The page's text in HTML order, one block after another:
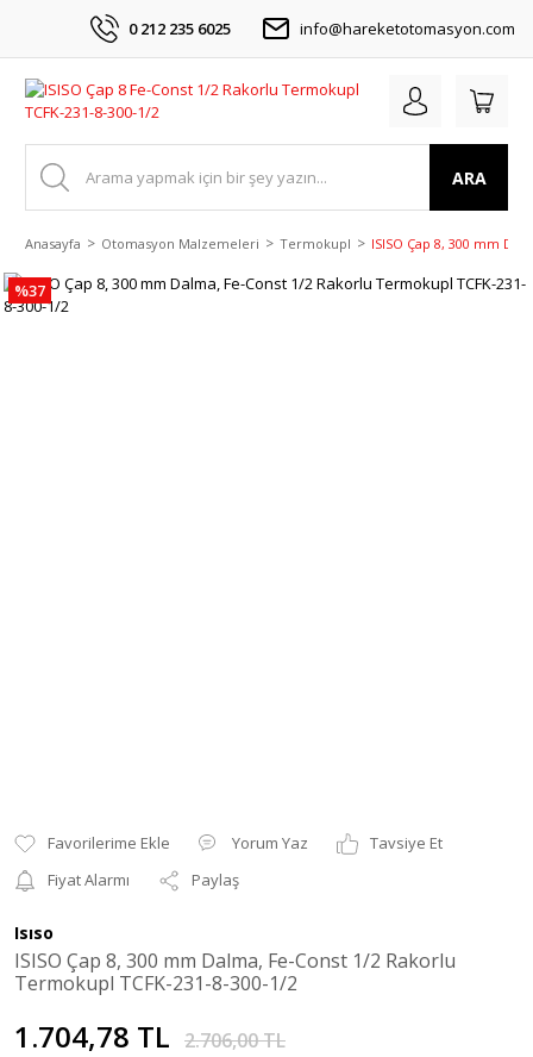
0 212 235 6025 info@hareketotomasyon.com
ARA
Anasayfa Otomasyon Malzemeleri Termokupl ISISO Çap 8, 300 mm
%37
Yorum Yaz
Tavsiye Et
Fiyat Alarmı
Paylaş
Isıso
ISISO Çap 8, 300 mm Dalma, Fe-Const 1/2 Rakorlu
Termokupl TCFK-231-8-300-1/2
1.704,78 TL 2.706,00 TL